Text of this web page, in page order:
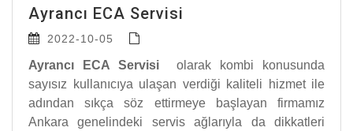
Ayrancı ECA Servisi
2022-10-05
Ayrancı ECA Servisi olarak kombi konusunda
sayısız kullanıcıya ulaşan verdiği kaliteli hizmet ile
adından sıkça söz ettirmeye başlayan firmamız
Ankara genelindeki servis ağlarıyla da dikkatleri